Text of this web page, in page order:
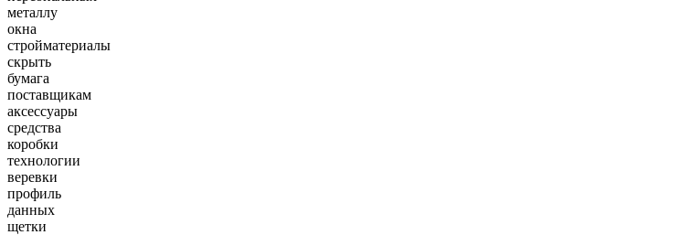
металлу
окна
стройматериалы
скрыть
бумага
поставщикам
аксессуары
средства
коробки
технологии
веревки
профиль
данных
щетки